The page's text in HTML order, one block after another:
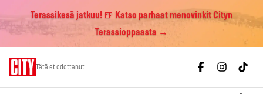
Terassikesä jatkuu! 🍺 Katso parhaat menovinkit Cityn
Terassioppaasta →
Tätä et odottanut